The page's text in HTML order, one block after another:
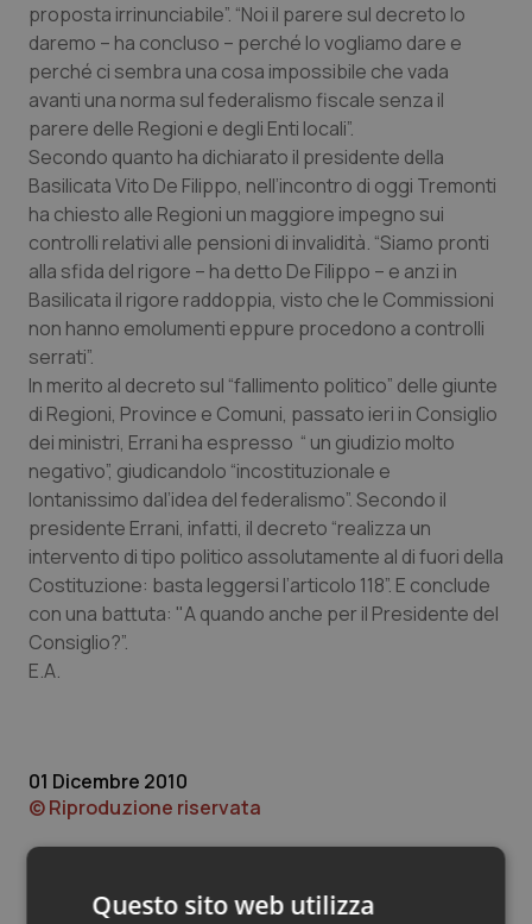
Provincia Autonoma di Trento
Puglia
Sardegna
Sicilia
Toscana
Umbria
Valle D’Aosta
Veneto
Ipertensione & Scompenso
Malattie rare
Malattia di Crohn & Rettocolite Ulcerosa
Neuroscienze & patologie neurodegenerative
Obesità
Oftalmologia
Oncodermatologia
Oncoematologia
Oncologia & Nutrizione
Psoriasi & pelle
Quotidiano Cardiologia
Quotidiano Pediatria
Rene & patologie urogenitali
proposta irrinunciabile”. “Noi il parere sul decreto lo
daremo – ha concluso – perché lo vogliamo dare e
perché ci sembra una cosa impossibile che vada
avanti una norma sul federalismo fiscale senza il
parere delle Regioni e degli Enti locali”.
Secondo quanto ha dichiarato il presidente della
Basilicata Vito De Filippo, nell’incontro di oggi Tremonti
ha chiesto alle Regioni un maggiore impegno sui
controlli relativi alle pensioni di invalidità. “Siamo pronti
alla sfida del rigore – ha detto De Filippo – e anzi in
Basilicata il rigore raddoppia, visto che le Commissioni
non hanno emolumenti eppure procedono a controlli
serrati”.
In merito al decreto sul “fallimento politico” delle giunte
di Regioni, Province e Comuni, passato ieri in Consiglio
dei ministri, Errani ha espresso “ un giudizio molto
negativo”, giudicandolo “incostituzionale e
lontanissimo dal’idea del federalismo”. Secondo il
presidente Errani, infatti, il decreto “realizza un
intervento di tipo politico assolutamente al di fuori della
Costituzione: basta leggersi l’articolo 118”. E conclude
con una battuta: "A quando anche per il Presidente del
Consiglio?”.
E.A.
01 Dicembre 2010
© Riproduzione riservata
Questo sito web utilizza